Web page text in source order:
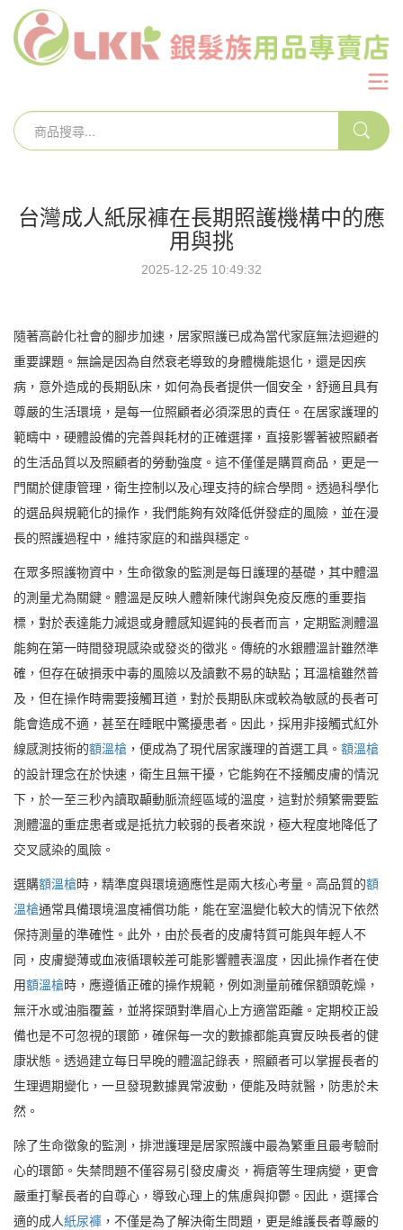
台灣成人紙尿褲在長期照護機構中的應
用與挑
2025-12-25 10:49:32
隨著高齡化社會的腳步加速，居家照護已成為當代家庭無法迴避的
重要課題。無論是因為自然衰老導致的身體機能退化，還是因疾
病，意外造成的長期臥床，如何為長者提供一個安全，舒適且具有
尊嚴的生活環境，是每一位照顧者必須深思的責任。在居家護理的
範疇中，硬體設備的完善與耗材的正確選擇，直接影響著被照顧者
的生活品質以及照顧者的勞動強度。這不僅僅是購買商品，更是一
門關於健康管理，衛生控制以及心理支持的綜合學問。透過科學化
的選品與規範化的操作，我們能夠有效降低併發症的風險，並在漫
長的照護過程中，維持家庭的和諧與穩定。
在眾多照護物資中，生命徵象的監測是每日護理的基礎，其中體溫
的測量尤為關鍵。體溫是反映人體新陳代謝與免疫反應的重要指
標，對於表達能力減退或身體感知遲鈍的長者而言，定期監測體溫
能夠在第一時間發現感染或發炎的徵兆。傳統的水銀體溫計雖然準
確，但存在破損汞中毒的風險以及讀數不易的缺點；耳溫槍雖然普
及，但在操作時需要接觸耳道，對於長期臥床或較為敏感的長者可
能會造成不適，甚至在睡眠中驚擾患者。因此，採用非接觸式紅外
線感測技術的額溫槍 ，便成為了現代居家護理的首選工具。 額溫槍
的設計理念在於快速，衛生且無干擾，它能夠在不接觸皮膚的情況
下，於一至三秒內讀取顳動脈流經區域的溫度，這對於頻繁需要監
測體溫的重症患者或是抵抗力較弱的長者來說，極大程度地降低了
交叉感染的風險。
選購額溫槍時，精準度與環境適應性是兩大核心考量。高品質的額
溫槍通常具備環境溫度補償功能，能在室溫變化較大的情況下依然
保持測量的準確性。此外，由於長者的皮膚特質可能與年輕人不
同，皮膚變薄或血液循環較差可能影響體表溫度，因此操作者在使
用額溫槍時，應遵循正確的操作規範，例如測量前確保額頭乾燥，
無汗水或油脂覆蓋，並將探頭對準眉心上方適當距離。定期校正設
備也是不可忽視的環節，確保每一次的數據都能真實反映長者的健
康狀態。透過建立每日早晚的體溫記錄表，照顧者可以掌握長者的
生理週期變化，一旦發現數據異常波動，便能及時就醫，防患於未
然。
除了生命徵象的監測，排泄護理是居家照護中最為繁重且最考驗耐
心的環節。失禁問題不僅容易引發皮膚炎，褥瘡等生理病變，更會
嚴重打擊長者的自尊心，導致心理上的焦慮與抑鬱。因此，選擇合
適的成人紙尿褲 ，不僅是為了解決衛生問題，更是維護長者尊嚴的